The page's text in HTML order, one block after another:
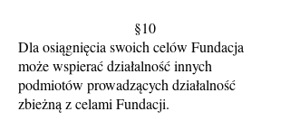
§10
Dla osiągnięcia swoich celów Fundacja
może wspierać działalność innych
podmiotów prowadzących działalność
zbieżną z celami Fundacji.